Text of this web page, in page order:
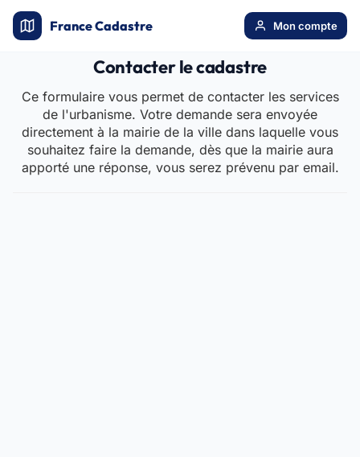
France Cadastre Mon compte
Contacter le cadastre
Ce formulaire vous permet de contacter les services
de l'urbanisme. Votre demande sera envoyée
directement à la mairie de la ville dans laquelle vous
souhaitez faire la demande, dès que la mairie aura
apporté une réponse, vous serez prévenu par email.